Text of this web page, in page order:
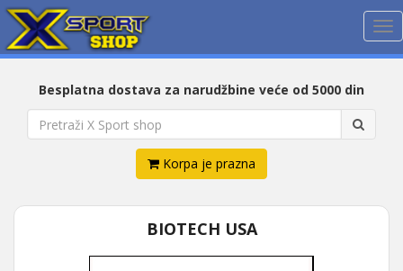
Besplatna dostava za narudžbine veće od 5000 din
Korpa je prazna
BIOTECH USA